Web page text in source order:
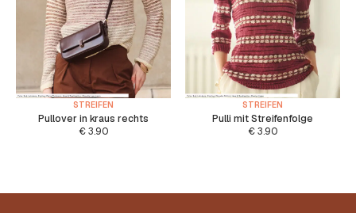
STREIFEN
Pullover in kraus rechts
€3.90
STREIFEN
Pulli mit Streifenfolge
€3.90